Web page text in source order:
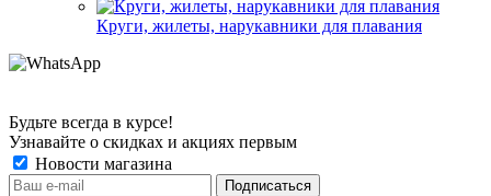
Круги, жилеты, нарукавники для плавания
Будьте всегда в курсе!
Узнавайте о скидках и акциях первым
Новости магазина